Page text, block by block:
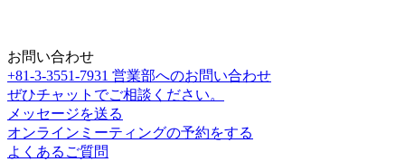
お問い合わせ
+81-3-3551-7931 営業部へのお問い合わせ
ぜひチャットでご相談ください。
メッセージを送る
オンラインミーティングの予約をする
よくあるご質問